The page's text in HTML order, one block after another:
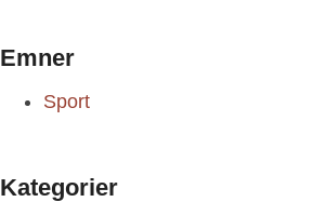
Emner
Sport
Kategorier